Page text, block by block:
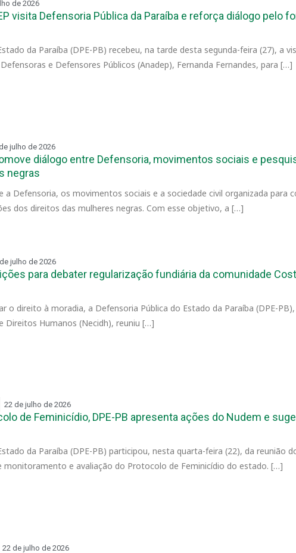
de 2026
visita Defensoria Pública da Paraíba e reforça diálogo pelo
da Paraíba (DPE-PB) recebeu, na tarde desta segunda-feira (27), a
e Defensores Públicos (Anadep), Fernanda Fernandes, para […]
julho de 2026
diálogo entre Defensoria, movimentos sociais e
negras
a Defensoria, os movimentos sociais e a sociedade civil organizada para
dos direitos das mulheres negras. Com esse objetivo, a […]
julho de 2026
para debater regularização fundiária da comunidade
o direito à moradia, a Defensoria Pública do Estado da Paraíba (DPE-
Direitos Humanos (Necidh), reuniu […]
22 de julho de 2026
de Feminicídio, DPE-PB apresenta ações do Nudem e
da Paraíba (DPE-PB) participou, nesta quarta-feira (22), da reunião
monitoramento e avaliação do Protocolo de Feminicídio do estado. […]
22 de julho de 2026